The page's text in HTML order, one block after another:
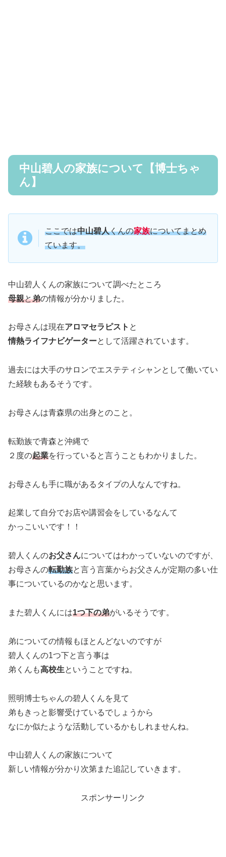
中山碧人の家族について【博士ちゃ
ん】
ここでは中山碧人くんの家族についてまとめ
ています。
中山碧人くんの家族について調べたところ
母親と弟の情報が分かりました。
お母さんは現在アロマセラピスト と
情熱ライフナビゲーターとして活躍されています。
過去には大手のサロンでエステティシャンとして働いてい
た経験もあるそうです。
お母さんは青森県の出身とのこと。
転勤族で青森と沖縄で
２度の起業を行っていると言うこともわかりました。
お母さんも手に職があるタイプの人なんですね。
起業して自分でお店や講習会をしているなんて
かっこいいです！！
碧人くんのお父さんについてはわかっていないのですが、
お母さんの転勤族と言う言葉からお父さんが定期の多い仕
事についているのかなと思います。
また碧人くんには1つ下の弟がいるそうです。
弟についての情報もほとんどないのですが
碧人くんの1つ下と言う事は
弟くんも高校生ということですね。
照明博士ちゃんの碧人くんを見て
弟もきっと影響受けているでしょうから
なにか似たような活動しているかもしれませんね。
中山碧人くんの家族について
新しい情報が分かり次第また追記していきます。
スポンサーリンク